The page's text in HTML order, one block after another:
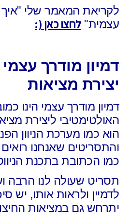
לקריאת המאמר שלי "איך
עצמית"לחצו כאן (:
דמיון מודרך
יצירת מציאות
דמיון מודרך עצמי הינו
האולטימטיבי ליצירת
הוא כמו מערכת הניוון
והתסריטים שאנחנו רואים
כמו הכתובת בתכנת הניווט,
תסריט שעולה לנו הרבה
לדמיין ולראות אותו, יש
יתרחש גם במציאות